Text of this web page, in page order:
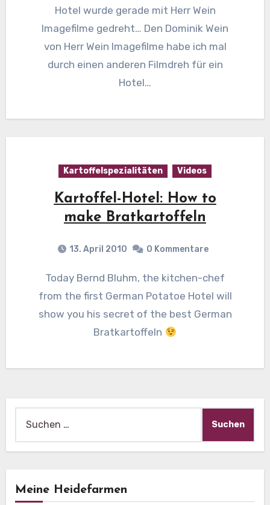
Hotel wurde gerade mit Herr Wein
Imagefilme gedreht… Den Dominik Wein
von Herr Wein Imagefilme habe ich mal
durch einen anderen Filmdreh für ein
Hotel…
Kartoffelspezialitäten Videos
Kartoffel-Hotel: How to
make Bratkartoffeln
13. April 2010 0 Kommentare
Today Bernd Bluhm, the kitchen-chef
from the first German Potatoe Hotel will
show you his secret of the best German
Bratkartoffeln
nach:
Meine Heidefarmen